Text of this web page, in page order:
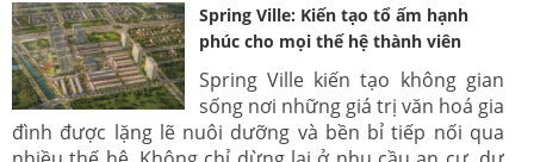
Spring Ville: Kiến tạo tổ ấm hạnh
phúc cho mọi thế hệ thành viên
Spring Ville kiến tạo không gian
sống nơi những giá trị văn hoá gia
đình được lặng lẽ nuôi dưỡng và bền bỉ tiếp nối qua